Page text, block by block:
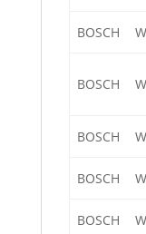
BOSCH
BOSCH
BOSCH
BOSCH
BOSCH